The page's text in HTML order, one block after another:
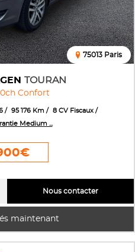
TOURAN
Confort
75013 Paris
95 176 Km
8 CV Fiscaux
Medium ...
maintenant
Nous contacter